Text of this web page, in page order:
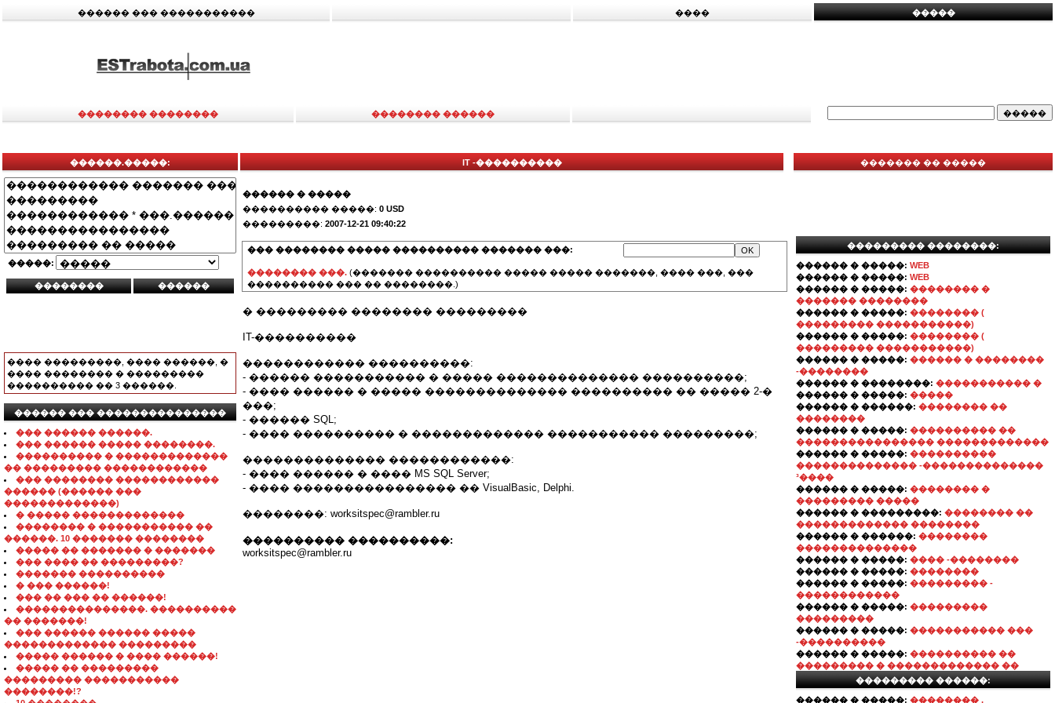
������ ��� ����������� ���� �����
�������� �������� �������� ������
������.�����:
�����:
���� ���������, ���� ������, �
���� �������� � ���������
���������� �� 3 ������.
������ ��� ���������������
��� ������ ������.
��� ������ ����� ��������.
���������� � �������������
�� ��������� ������������
��� �������� ������������
������ (������ ���
�������������)
� ����� �������������
�������� � ����������� ��
������. 10 ������� ��������
����� �� ������� � �������
��� ���� �� ���������?
������� ����������
� ��� ������!
��� �� ��� �� ������!
���������������. ����������
�� �������!
��� ������ ������ �����
������������� ���������
����� ������ � ���� ������!
����� �� ���������
��������� �����������
��������!?
IT -����������
������ � �����
���������� �����: 0 USD
���������: 2007-12-21 09:40:22
��� �������� ����� ���������� ������� ���:
�������� ���. (������� ���������� ����� ����� �������, ���� ���, ���
���������� ��� �� ��������.)
� ��������� �������� ���������
IT-����������
������������ ����������:
- ������ ����������� � ����� �������������� ����������;
- ���� ������ � ����� �������������� ���������� �� ����� 2-�
���;
- ������ SQL;
- ���� ���������� � ������������� ����������� ���������;
�������������� ������������:
- ���� ������ � ���� MS SQL Server;
- ���� ���������������� �� VisualBasic, Delphi.
��������: worksitspec@rambler.ru
���������� ����������:
worksitspec@rambler.ru
������� �� �����
��������� ��������:
������ � �����: WEB
������ � �����: WEB
������ � �����: �������� �
������� ��������
������ � �����: �������� (
��������� �����������)
������ � �����: �������� (
��������� �����������)
������ � �����: ������ � ��������
-��������
������ � ��������: ����������� �
������ � �����: �����
������ � ������: �������� ��
��������
������ � �����: ���������� ��
���������������� �������������
������ � �����: ����������
�������������� -��������������
³����
������ � �����: �������� �
��������� �����
������ � ���������: �������� ��
������������� ��������
������ � ������: ��������
��������������
������ � �����: ���� -��������
������ � �����: ��������
������ � �����: ��������� -
������������
������ � �����: ���������
���������
������ � �����: ����������� ���
-����������
������ � �����: ���������� ��
��������� � ������������� ��
��������� ������:
������ � �����: �������� ,